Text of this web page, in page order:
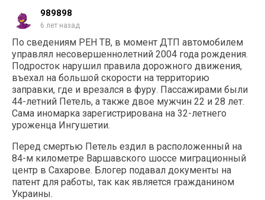
989898
6 лет назад
По сведениям РЕН ТВ, в момент ДТП автомобилем
управлял несовершеннолетний 2004 года рождения.
Подросток нарушил правила дорожного движения,
въехал на большой скорости на территорию
заправки, где и врезался в фуру. Пассажирами были
44-летний Петель, а также двое мужчин 22 и 28 лет.
Сама иномарка зарегистрирована на 32-летнего
уроженца Ингушетии.
Перед смертью Петель ездил в расположенный на
84-м километре Варшавского шоссе миграционный
центр в Сахарове. Блогер подавал документы на
патент для работы, так как является гражданином
Украины.